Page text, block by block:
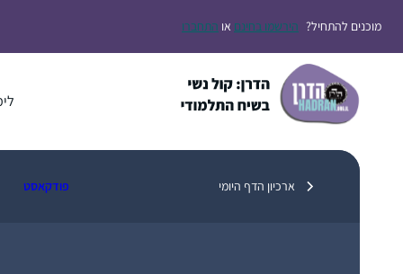
לתוכןמוכנים להתחיל? הירשמו בחינם או התחברו
ארכיון הדף היומי פודקאסט